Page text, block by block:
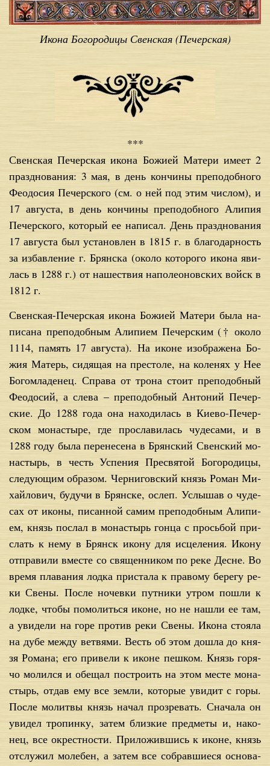
Икона Богородицы Свенская (Печерская)
***
Свен­ская Пе­чер­ская ико­на Бо­жи­ей Ма­те­ри име­ет 2
празд­но­ва­ния: 3 мая, в день кон­чи­ны пре­по­доб­но­го
Фе­о­до­сия Пе­чер­ско­го (см. о ней под этим чис­лом), и
17 ав­гу­ста, в день кон­чи­ны пре­по­доб­но­го Али­пия
Пе­чер­ско­го, ко­то­рый ее на­пи­сал. День празд­но­ва­ния
17 ав­гу­ста был уста­нов­лен в 1815 г. в бла­го­дар­ность
за из­бав­ле­ние г. Брян­ска (око­ло ко­то­ро­го ико­на яви­
лась в 1288 г.) от на­ше­ствия на­по­лео­нов­ских войск в
1812 г.
Свен­ская-Пе­чер­ская ико­на Бо­жи­ей Ма­те­ри бы­ла на­
пи­са­на пре­по­доб­ным Али­пи­ем Пе­чер­ским († око­ло
1114, па­мять 17 ав­гу­ста). На иконе изо­бра­же­на Бо­
жия Ма­терь, си­дя­щая на пре­сто­ле, на ко­ле­нях у Нее
Бо­гом­ла­де­нец. Спра­ва от тро­на сто­ит пре­по­доб­ный
Фе­о­до­сий, а сле­ва – пре­по­доб­ный Ан­то­ний Пе­чер­
ские. До 1288 го­да она на­хо­ди­лась в Ки­е­во-Пе­чер­
ском мо­на­сты­ре, где про­сла­ви­лась чу­де­са­ми, и в
1288 го­ду бы­ла пе­ре­не­се­на в Брян­ский Свен­ский мо­
на­стырь, в честь Успе­ния Пре­свя­той Бо­го­ро­ди­цы,
сле­ду­ю­щим об­ра­зом. Чер­ни­гов­ский князь Ро­ман Ми­
хай­ло­вич, бу­дучи в Брян­ске, ослеп. Услы­шав о чу­де­
сах от ико­ны, пи­сан­ной са­мим пре­по­доб­ным Али­пи­
ем, князь по­слал в мо­на­стырь гон­ца с прось­бой при­
слать к нему в Брянск ико­ну для ис­це­ле­ния. Ико­ну
от­пра­ви­ли вме­сте со свя­щен­ни­ком по ре­ке Десне. Во
вре­мя пла­ва­ния лод­ка при­ста­ла к пра­во­му бе­ре­гу ре­
ки Све­ны. По­сле но­чев­ки пут­ни­ки утром по­шли к
лод­ке, чтобы по­мо­лить­ся иконе, но не на­шли ее там,
а уви­де­ли на го­ре про­тив ре­ки Све­ны. Ико­на сто­я­ла
на ду­бе меж­ду вет­вя­ми. Весть об этом до­шла до кня­
зя Ро­ма­на; его при­ве­ли к иконе пеш­ком. Князь го­ря­
чо мо­лил­ся и обе­щал по­стро­ить на этом ме­сте мо­на­
стырь, от­дав ему все зем­ли, ко­то­рые уви­дит с го­ры.
По­сле мо­лит­вы князь на­чал про­зре­вать. Сна­ча­ла он
уви­дел тро­пин­ку, за­тем близ­кие пред­ме­ты и, на­ко­
нец, все окрест­но­сти. При­ло­жив­шись к иконе, князь
от­слу­жил мо­ле­бен, а за­тем все со­брав­ши­е­ся ос­но­ва­